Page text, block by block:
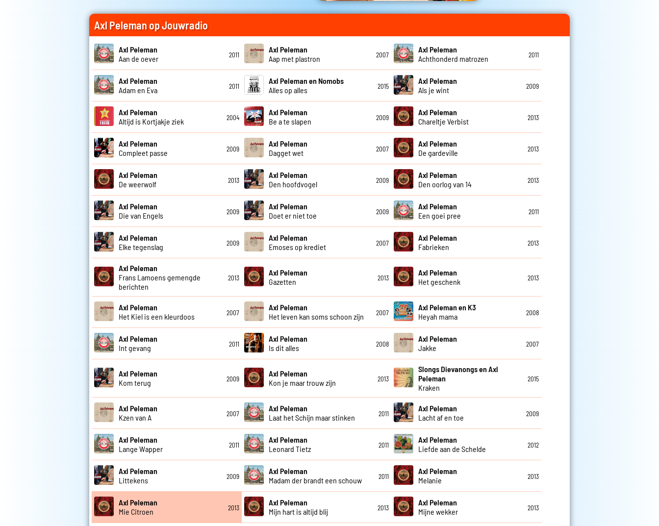
Axl Peleman op Jouwradio
Axl Peleman
Aan de oever
2011
Axl Peleman
Aap met plastron
2007
Axl Peleman
Achthonderd matrozen
2011
Axl Peleman
Adam en Eva
2011
Axl Peleman en Nomobs
Alles op alles
2015
Axl Peleman
Als je wint
2009
Axl Peleman
Altijd is Kortjakje ziek
2004
Axl Peleman
Be a te slapen
2009
Axl Peleman
Chareltje Verbist
2013
Axl Peleman
Compleet passe
2009
Axl Peleman
Dagget wet
2007
Axl Peleman
De gardeville
2013
Axl Peleman
De weerwolf
2013
Axl Peleman
Den hoofdvogel
2009
Axl Peleman
Den oorlog van 14
2013
Axl Peleman
Die van Engels
2009
Axl Peleman
Doet er niet toe
2009
Axl Peleman
Een goei pree
2011
Axl Peleman
Elke tegenslag
2009
Axl Peleman
Emoses op krediet
2007
Axl Peleman
Fabrieken
2013
Axl Peleman
Frans Lamoens gemengde
berichten
2013
Axl Peleman
Gazetten
2013
Axl Peleman
Het geschenk
2013
Axl Peleman
Het Kiel is een kleurdoos
2007
Axl Peleman
Het leven kan soms schoon zijn
2007
Axl Peleman en K3
Heyah mama
2008
Axl Peleman
Int gevang
2011
Axl Peleman
Is dit alles
2008
Axl Peleman
Jakke
2007
Axl Peleman
Kom terug
2009
Axl Peleman
Kon je maar trouw zijn
2013
Slongs Dievanongs en Axl
Peleman
Kraken
2015
Axl Peleman
Kzen van A
2007
Axl Peleman
Laat het Schijn maar stinken
2011
Axl Peleman
Lacht af en toe
2009
Axl Peleman
Lange Wapper
2011
Axl Peleman
Leonard Tietz
2011
Axl Peleman
Liefde aan de Schelde
2012
Axl Peleman
Littekens
2009
Axl Peleman
Madam der brandt een schouw
2011
Axl Peleman
Melanie
2013
Axl Peleman
Mie Citroen
2013
Axl Peleman
Mijn hart is altijd blij
2013
Axl Peleman
Mijne wekker
2013